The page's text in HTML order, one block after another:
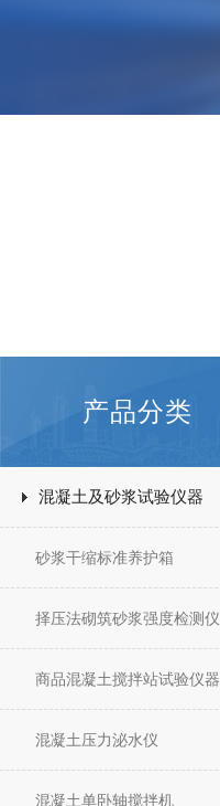
产品分类
混凝土及砂浆试验仪器
砂浆干缩标准养护箱
择压法砌筑砂浆强度检测仪
商品混凝土搅拌站试验仪器
混凝土压力泌水仪
混凝土单卧轴搅拌机